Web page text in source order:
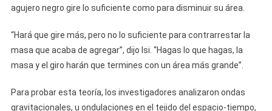
agujero negro gire lo suficiente como para disminuir su área.
“Hará que gire más, pero no lo suficiente para contrarrestar la
masa que acaba de agregar”, dijo Isi. “Hagas lo que hagas, la
masa y el giro harán que termines con un área más grande”.
Para probar esta teoría, los investigadores analizaron ondas
gravitacionales, u ondulaciones en el tejido del espacio-tiempo,